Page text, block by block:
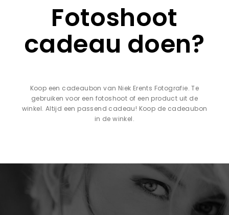
Fotoshoot
cadeau doen?
Koop een cadeaubon van Niek Erents Fotografie. Te
gebruiken voor een fotoshoot of een product uit de
winkel. Altijd een passend cadeau! Koop de cadeaubon
in de winkel.